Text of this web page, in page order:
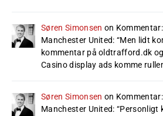
Søren Simonsen on
Manchester United: “Men lidt
kommentar på oldtrafford.dk
Casino display ads komme
Søren Simonsen on
Manchester United: “Personligt